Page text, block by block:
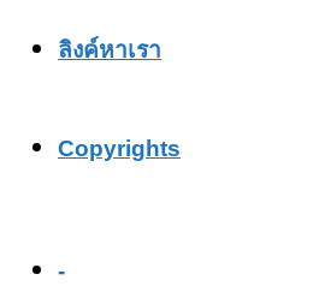
ลิงค์หาเรา
Copyrights
-